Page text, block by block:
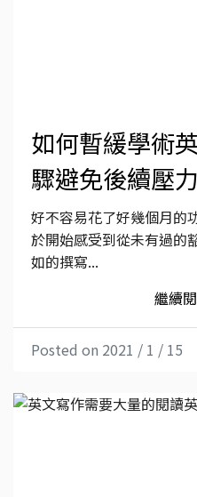
如何暫緩學術
驟避免後續壓
好不容易花了好幾個月的
於開始感受到從未有過的
如的撰寫...
繼續
Posted on 2021 / 1 / 15